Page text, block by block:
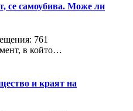
се самоубива. Може ли
761
в който…
и краят на